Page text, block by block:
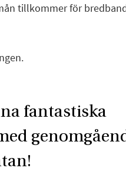
tillkommer för
fantastiska